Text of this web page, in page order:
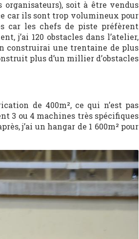
soit à être vendus
car ils sont trop volumineux pour
car les chefs de piste préfèrent
j’ai 120 obstacles dans l’atelier,
construirai une trentaine de plus
plus d’un millier d’obstacles
de 400m², ce qui n’est pas
3 ou 4 machines très spécifiques
j’ai un hangar de 1 600m² pour